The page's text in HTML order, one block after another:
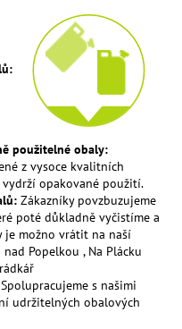
použitelné obaly:
z vysoce kvalitních
opakované použití.
Zákazníky povzbuzujeme
poté důkladně vyčistíme a
je možno vrátit na naší
Popelkou , Na Plácku
Spolupracujeme s našimi
udržitelných obalových